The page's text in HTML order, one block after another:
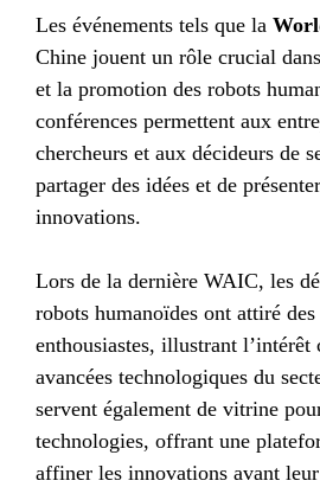
Les événements tels que la
Chine jouent un rôle crucial
et la promotion des robots
conférences permettent aux
chercheurs et aux décideurs de
partager des idées et de
innovations.
Lors de la dernière WAIC, les
robots humanoïdes ont attiré
enthousiastes, illustrant l’intérêt
avancées technologiques du
servent également de vitrine
technologies, offrant une
affiner les innovations avant